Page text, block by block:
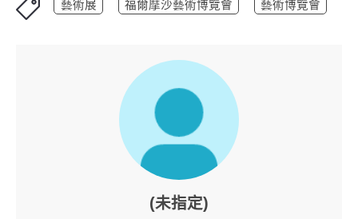
藝術展 福爾摩沙藝術博覽會 藝術博覽會
(未指定)